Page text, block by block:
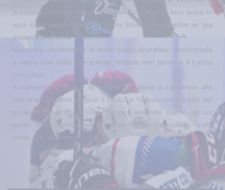
prossimo incontro del 4 marzo al Pala Agorà, non potrà in
ogni caso raggiungere la nostra formazione, anche se già
matematicamente secondo.
Valpellice attualmente al terzo posto dovrebbe confermarlo
a meno che nelle due partite restanti non perda e il Lecco
non vinca.
A contendersi invece la quarta posizione e l'accesso alle
fasi finali saranno proprio il Lecco e Varese con i favori del
pronostico per il Varese che pur essendo quinto ad un
punto dalla formazione Lariana ha un calendario, sulla
carta, più favorevole.